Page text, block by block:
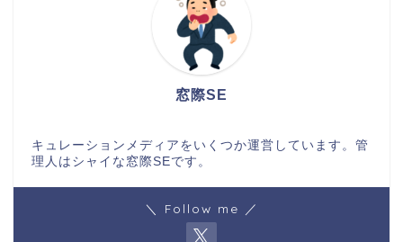
窓際SE
キュレーションメディアをいくつか運営しています。管
理人はシャイな窓際SEです。
＼ Follow me ／